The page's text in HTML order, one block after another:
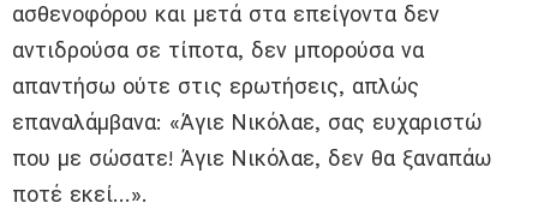
ασθενοφόρου και μετά στα επείγοντα δεν
αντιδρούσα σε τίποτα, δεν μπορούσα να
απαντήσω ούτε στις ερωτήσεις, απλώς
επαναλάμβανα: «Άγιε Νικόλαε, σας ευχαριστώ
που με σώσατε! Άγιε Νικόλαε, δεν θα ξαναπάω
ποτέ εκεί…».